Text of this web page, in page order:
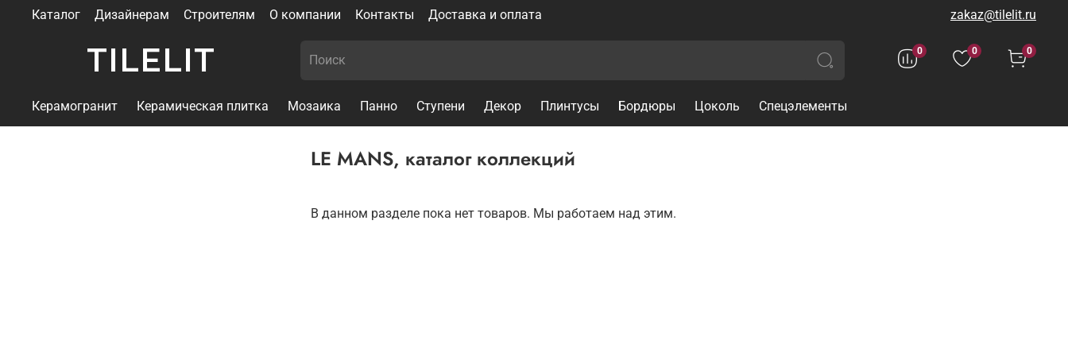
Каталог Дизайнерам Строителям О компании Контакты Доставка и оплата zakaz@tilelit.ru
TILELIT 0 0 0
Керамогранит Керамическая плитка Мозаика Панно Ступени Декор Плинтусы Бордюры Цоколь Спецэлементы
LE MANS, каталог коллекций
В данном разделе пока нет товаров. Мы работаем над этим.